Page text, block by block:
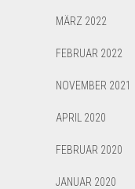
MÄRZ 2022
FEBRUAR 2022
NOVEMBER 2021
APRIL 2020
FEBRUAR 2020
JANUAR 2020